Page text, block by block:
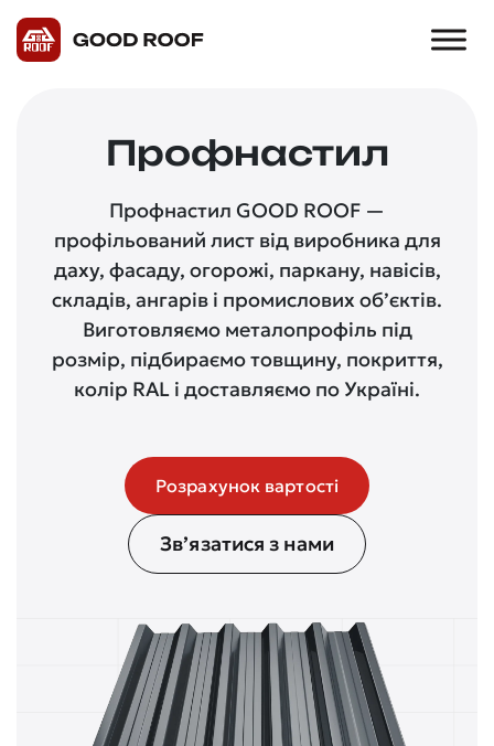
Профнастил
Профнастил GOOD ROOF —
профільований лист від виробника для
даху, фасаду, огорожі, паркану, навісів,
складів, ангарів і промислових об’єктів.
Виготовляємо металопрофіль під
розмір, підбираємо товщину, покриття,
колір RAL і доставляємо по Україні.
Розрахунок вартості
Зв’язатися з нами